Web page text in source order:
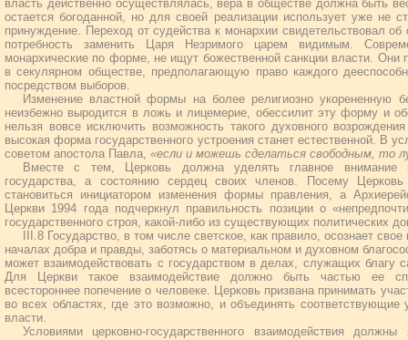
власть действенно осуществлялась, вера в обществе должна быть
остается богоданной, но для своей реализации использует уже не
принуждение. Переход от судейства к монархии свидетельствовал об
потребность заменить Царя Незримого царем видимым.
монархические по форме, не ищут божественной санкции власти. Они
в секулярном обществе, предполагающую право каждого
посредством выборов.
Изменение властной формы на более религиозно укорененную
неизбежно выродится в ложь и лицемерие, обессилит эту форму и
нельзя вовсе исключить возможность такого духовного
высокая форма государственного устроения станет естественной. В
советом апостола Павла, «если и можешь сделаться свободным, то
Вместе с тем, Церковь должна уделять главное внимание
государства, а состоянию сердец своих членов. Посему
становиться инициатором изменения формы правления, а
Церкви 1994 года подчеркнул правильность позиции о
государственного строя, какой-либо из существующих политических
III.8 Государство, в том числе светское, как правило, осознает
началах добра и правды, заботясь о материальном и духовном
может взаимодействовать с государством в делах, служащих благу
Для Церкви такое взаимодействие должно быть частью ее
всестороннее попечение о человеке. Церковь призвана принимать
во всех областях, где это возможно, и объединять соответствующие
власти.
Условиями церковно-государственного взаимодействия должны